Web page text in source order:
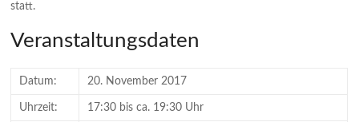
statt.
Veranstaltungsdaten
Datum: 20. November 2017
Uhrzeit: 17:30 bis ca. 19:30 Uhr